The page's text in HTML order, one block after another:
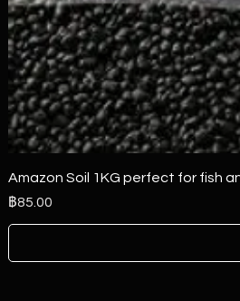
Amazon Soil 1KG perfect for fish
ราคา
฿85.00